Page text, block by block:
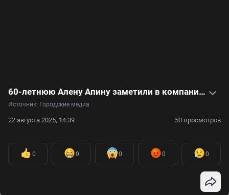
60-летнюю Алену Апину заметили в компании молодого кавалера: видео
Источник: Городские медиа
22 августа 2025, 14:39 50 просмотров
0 0 0 0 0